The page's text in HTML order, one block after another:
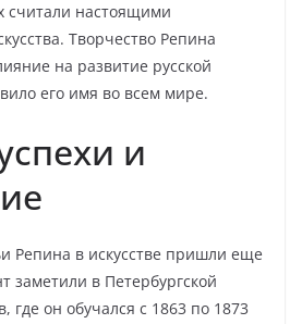
считали настоящими
Творчество Репина
на развитие русской
его имя во всем мире.
и
Репина в искусстве пришли еще
заметили в Петербургской
где он обучался с 1863 по 1873